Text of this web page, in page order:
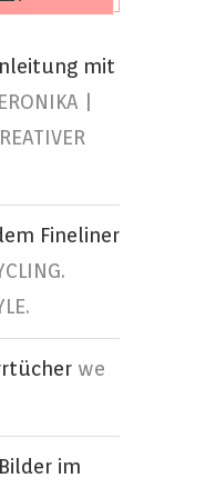
mit
|
Fineliner
we
im